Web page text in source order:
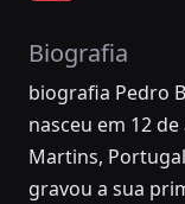
Biografia
biografia Pedro
nasceu em 12
Martins,
gravou a sua